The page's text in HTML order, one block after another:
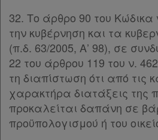
32. Το άρθρο 90 του Κώδικα
την κυβέρνηση και τα
(π.δ. 63/2005, Α’ 98), σε
22 του άρθρου 119 του ν.
τη διαπίστωση ότι από τις
χαρακτήρα διατάξεις της
προκαλείται δαπάνη σε
προϋπολογισμού ή του